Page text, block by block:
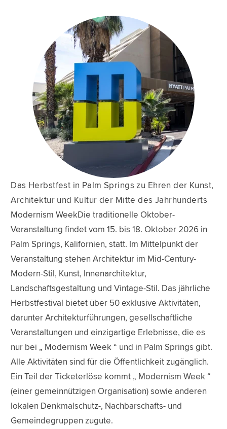
Das Herbstfest in Palm Springs zu Ehren der Kunst,
Architektur und Kultur der Mitte des Jahrhunderts
Modernism WeekDie traditionelle Oktober-
Veranstaltung findet vom 15. bis 18. Oktober 2026 in
Palm Springs, Kalifornien, statt. Im Mittelpunkt der
Veranstaltung stehen Architektur im Mid-Century-
Modern-Stil, Kunst, Innenarchitektur,
Landschaftsgestaltung und Vintage-Stil. Das jährliche
Herbstfestival bietet über 50 exklusive Aktivitäten,
darunter Architekturführungen, gesellschaftliche
Veranstaltungen und einzigartige Erlebnisse, die es
nur bei „ Modernism Week “ und in Palm Springs gibt.
Alle Aktivitäten sind für die Öffentlichkeit zugänglich.
Ein Teil der Ticketerlöse kommt „ Modernism Week “
(einer gemeinnützigen Organisation) sowie anderen
lokalen Denkmalschutz-, Nachbarschafts- und
Gemeindegruppen zugute.